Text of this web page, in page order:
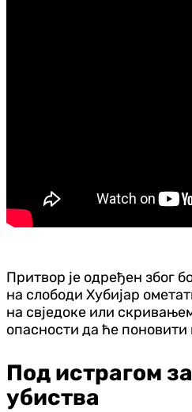
Притвор је одређен због
на слободи Хубијар
на свједоке или
опасности да ће поновити
Под истрагом
убиства